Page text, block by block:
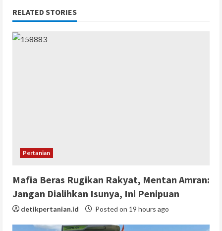
RELATED STORIES
Pertanian
Mafia Beras Rugikan Rakyat, Mentan Amran:
Jangan Dialihkan Isunya, Ini Penipuan
detikpertanian.id Posted on 19 hours ago